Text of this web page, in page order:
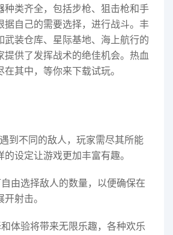
种类齐全，包括步枪、狙击枪和手
据自己的需要选择，进行战斗。丰
武装仓库、星际基地、海上航行的
提供了发挥战术的绝佳机会。热血
其中，等你来下载试玩。
到不同的敌人，玩家需尽其所能
设定让游戏更加丰富有趣。
由选择敌人的数量，以便确保在
射击。
体验将带来无限乐趣，各种欢乐